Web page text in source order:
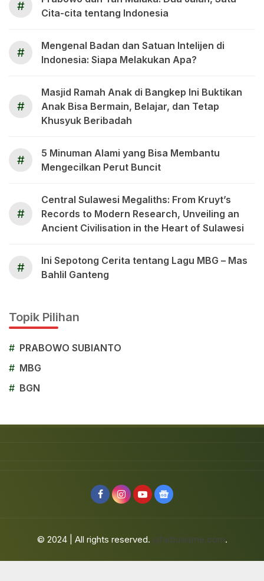
#
Cita-cita tentang Indonesia
#
Mengenal Badan dan Satuan Intelijen di
Indonesia: Siapa Melakukan Apa?
#
Masjid Ramah Anak di Bangkep Ini Buktikan
Anak Bisa Bermain, Belajar, dan Tetap
Khusyuk Beribadah
#
5 Minuman Alami yang Bisa Membantu
Mengecilkan Perut Buncit
#
Central Sulawesi Megaliths: From Kruyt’s
Records to Modern Research, Unveiling an
Ancient Civilisation in the Heart of Sulawesi
#
Ini Sepotong Cerita tentang Lagu MBG – Mas
Bahlil Ganteng
Topik Pilihan
# PRABOWO SUBIANTO
# MBG
# BGN
© 2024 | All rights reserved. jafarbuaisme.com.